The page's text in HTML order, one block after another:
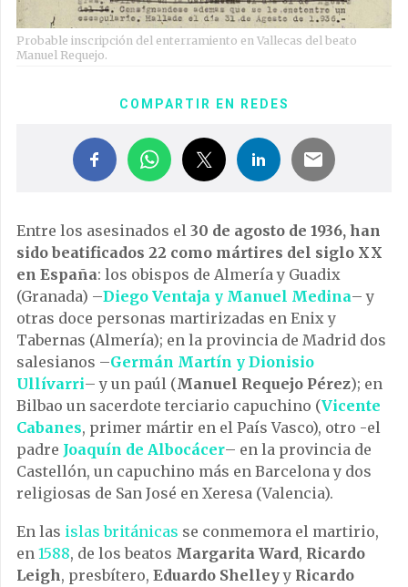
Probable inscripción del enterramiento en Vallecas del beato
Manuel Requejo.
COMPARTIR EN REDES
Entre los asesinados el 30 de agosto de 1936, han
sido beatificados 22 como mártires del siglo XX
en España: los obispos de Almería y Guadix
(Granada) –Diego Ventaja y Manuel Medina– y
otras doce personas martirizadas en Enix y
Tabernas (Almería); en la provincia de Madrid dos
salesianos –Germán Martín y Dionisio
Ullívarri– y un paúl (Manuel Requejo Pérez); en
Bilbao un sacerdote terciario capuchino (Vicente
Cabanes, primer mártir en el País Vasco), otro -el
padre Joaquín de Albocácer– en la provincia de
Castellón, un capuchino más en Barcelona y dos
religiosas de San José en Xeresa (Valencia).
En las islas británicas se conmemora el martirio,
en 1588, de los beatos Margarita Ward, Ricardo
Leigh, presbítero, Eduardo Shelleyy Ricardo